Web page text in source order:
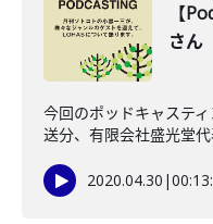
【
さん
今回のポッドキャステ
送分、有限会社盛光堂
2020.04.30 |